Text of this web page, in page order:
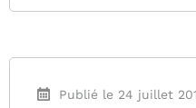
Publié le 24 juillet